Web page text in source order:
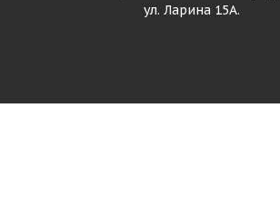
ул. Ларина 15А.